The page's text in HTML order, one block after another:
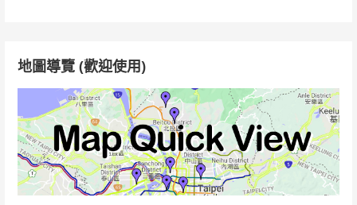
地圖導覽 (歡迎使用)